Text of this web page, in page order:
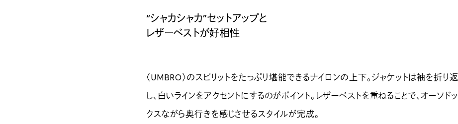
“シャカシャカ”セットアップと
レザーベストが好相性
〈UMBRO〉のスピリットをたっぷり堪能できるナイロンの上下。ジャケットは袖を折り返
し、白いラインをアクセントにするのがポイント。レザーベストを重ねることで、オーソドッ
クスながら奥行きを感じさせるスタイルが完成。